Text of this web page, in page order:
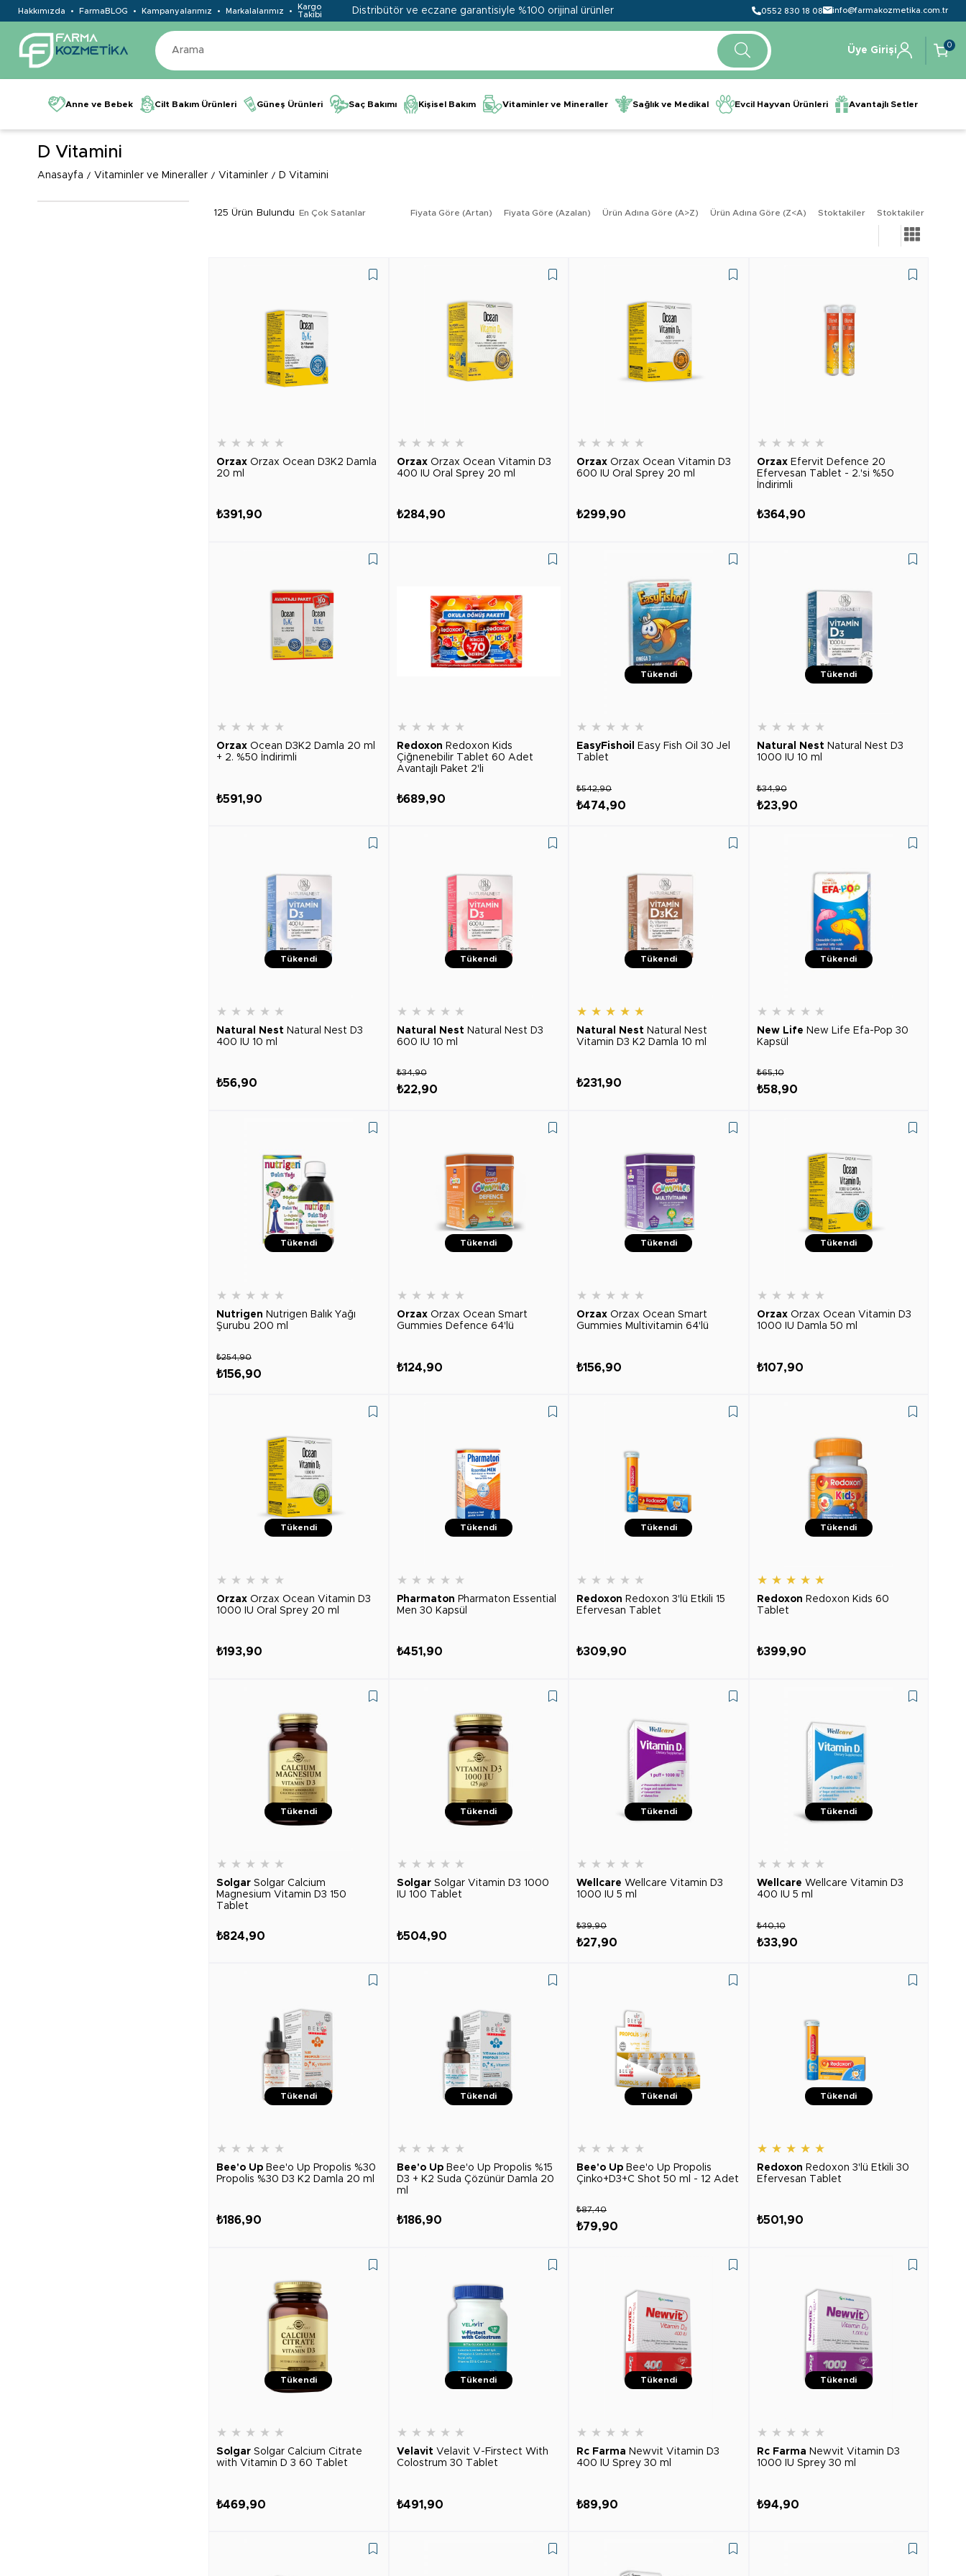
Hakkımızda FarmaBLOG Kampanyalarımız Markalalarımız
Kargo
Takibi
Distribütör ve eczane garantisiyle %100 orijinal ürünler 0552 830 18 08 info@farmakozmetika.com.tr
Üye Girişi
0
Anne ve Bebek Cilt Bakım Ürünleri Güneş Ürünleri Saç Bakımı Kişisel Bakım Vitaminler ve Mineraller Sağlık ve Medikal Evcil Hayvan Ürünleri Avantajlı Setler
D Vitamini
Anasayfa Vitaminler ve Mineraller Vitaminler D Vitamini
En Çok Satanlar Fiyata Göre (Artan) Fiyata Göre (Azalan) Ürün Adına Göre (A>Z) Ürün Adına Göre (Z<A) Stoktakiler Stoktakiler
125 Ürün
★ ★ ★ ★ ★
Orzax Orzax Ocean D3K2 Damla
20 ml
₺391,90
★ ★ ★ ★ ★
Orzax Orzax Ocean Vitamin D3
400 IU Oral Sprey 20 ml
₺284,90
★ ★ ★ ★ ★
Orzax Orzax Ocean Vitamin D3
600 IU Oral Sprey 20 ml
₺299,90
★ ★ ★ ★ ★
Orzax Efervit Defence 20
Efervesan Tablet - 2.'si %50
İndirimli
₺364,90
★ ★ ★ ★ ★
Orzax Ocean D3K2 Damla 20 ml
+ 2. %50 İndirimli
₺591,90
★ ★ ★ ★ ★
Redoxon Redoxon Kids
Çiğnenebilir Tablet 60 Adet
Avantajlı Paket 2'li
₺689,90
Tükendi
★ ★ ★ ★ ★
EasyFishoil
Easy Fish Oil 30 Jel
Tablet
₺474,90
₺542,90
Tükendi
★ ★ ★ ★ ★
Natural Nest Natural Nest D3
1000 IU 10 ml
₺23,90
₺34,90
Tükendi
★ ★ ★ ★ ★
Natural Nest Natural Nest D3
400 IU 10 ml
₺56,90
Tükendi
★ ★ ★ ★ ★
Natural Nest Natural Nest D3
600 IU 10 ml
₺22,90
₺34,90
Tükendi
★ ★ ★ ★ ★
Natural Nest Natural Nest
Vitamin D3 K2 Damla 10 ml
₺231,90
Tükendi
★ ★ ★ ★ ★
New Life New Life Efa-Pop 30
Kapsül
₺58,90
₺65,10
Tükendi
★ ★ ★ ★ ★
Nutrigen Nutrigen Balık Yağı
Şurubu 200 ml
₺156,90
₺254,90
Tükendi
★ ★ ★ ★ ★
Orzax Orzax Ocean Smart
Gummies Defence 64'lü
₺124,90
Tükendi
★ ★ ★ ★ ★
Orzax Orzax Ocean Smart
Gummies Multivitamin 64'lü
₺156,90
Tükendi
★ ★ ★ ★ ★
Orzax Orzax Ocean Vitamin D3
1000 IU Damla 50 ml
₺107,90
Tükendi
★ ★ ★ ★ ★
Orzax Orzax Ocean Vitamin D3
1000 IU Oral Sprey 20 ml
₺193,90
Tükendi
★ ★ ★ ★ ★
Pharmaton Pharmaton Essential
Men 30 Kapsül
₺451,90
Tükendi
★ ★ ★ ★ ★
Redoxon Redoxon 3'lü Etkili 15
Efervesan Tablet
₺309,90
Tükendi
★ ★ ★ ★ ★
Redoxon Redoxon Kids 60
Tablet
₺399,90
Tükendi
★ ★ ★ ★ ★
Solgar Solgar Calcium
Magnesium Vitamin D3 150
Tablet
₺824,90
Tükendi
★ ★ ★ ★ ★
Solgar Solgar Vitamin D3 1000
IU 100 Tablet
₺504,90
Tükendi
★ ★ ★ ★ ★
Wellcare Wellcare Vitamin D3
1000 IU 5 ml
₺27,90
₺39,90
Tükendi
★ ★ ★ ★ ★
Wellcare Wellcare Vitamin D3
400 IU 5 ml
₺33,90
₺40,10
Tükendi
★ ★ ★ ★ ★
Bee'o Up Bee'o Up Propolis %30
Propolis %30 D3 K2 Damla 20 ml
₺186,90
Tükendi
★ ★ ★ ★ ★
Bee'o Up Bee'o Up Propolis %15
D3 + K2 Suda Çözünür Damla 20
ml
₺186,90
Tükendi
★ ★ ★ ★ ★
Bee'o Up Bee'o Up Propolis
Çinko+D3+C Shot 50 ml - 12 Adet
₺79,90
₺87,40
Tükendi
★ ★ ★ ★ ★
Redoxon Redoxon 3'lü Etkili 30
Efervesan Tablet
₺501,90
Tükendi
★ ★ ★ ★ ★
Solgar Solgar Calcium Citrate
with Vitamin D 3 60 Tablet
₺469,90
Tükendi
★ ★ ★ ★ ★
Velavit Velavit V-Firstect With
Colostrum 30 Tablet
₺491,90
Tükendi
★ ★ ★ ★ ★
Rc Farma Newvit Vitamin D3
400 IU Sprey 30 ml
₺89,90
Tükendi
★ ★ ★ ★ ★
Rc Farma Newvit Vitamin D3
1000 IU Sprey 30 ml
₺94,90